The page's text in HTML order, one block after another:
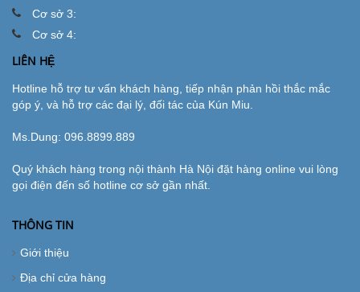
Cơ sở 3:
Cơ sở 4:
LIÊN HỆ
Hotline hỗ trợ tư vấn khách hàng, tiếp nhận phản hồi thắc mắc
góp ý, và hỗ trợ các đại lý, đối tác của Kún Miu.
Ms.Dung: 096.8899.889
Quý khách hàng trong nội thành Hà Nội đặt hàng online vui lòng
gọi điện đến số hotline cơ sở gần nhất.
THÔNG TIN
Giới thiệu
Địa chỉ cửa hàng